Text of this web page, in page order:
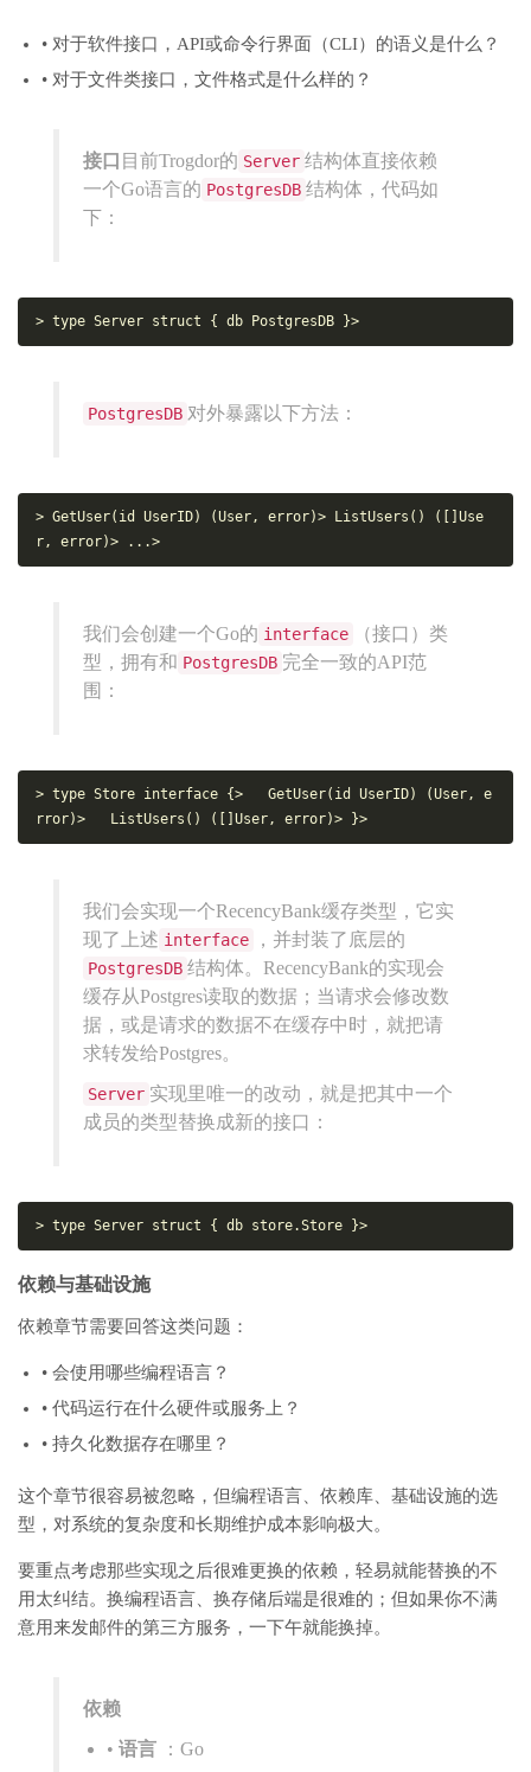
• 对于软件接口，API或命令行界面（CLI）的语义是什么？
• 对于文件类接口，文件格式是什么样的？
接口 目前Trogdor的 Server 结构体直接依赖
一个Go语言的 PostgresDB 结构体，代码如
下：
> type Server struct { db PostgresDB }>
PostgresDB 对外暴露以下方法：
> GetUser(id UserID) (User, error)> ListUsers() ([]Use
r, error)> ...>
我们会创建一个Go的 interface
（接口）类
型，拥有和 PostgresDB 完全一致的API范
围：
> type Store interface {>   GetUser(id UserID) (User, e
rror)>   ListUsers() ([]User, error)> }>
我们会实现一个RecencyBank缓存类型，它实
现了上述 interface ，并封装了底层的
PostgresDB 结构体。RecencyBank的实现会
缓存从Postgres读取的数据；当请求会修改数
据，或是请求的数据不在缓存中时，就把请
求转发给Postgres。
Server 实现里唯一的改动，就是把其中一个
成员的类型替换成新的接口：
> type Server struct { db store.Store }>
依赖与基础设施
依赖章节需要回答这类问题：
• 会使用哪些编程语言？
• 代码运行在什么硬件或服务上？
• 持久化数据存在哪里？
这个章节很容易被忽略，但编程语言、依赖库、基础设施的选
型，对系统的复杂度和长期维护成本影响极大。
要重点考虑那些实现之后很难更换的依赖，轻易就能替换的不
用太纠结。换编程语言、换存储后端是很难的；但如果你不满
意用来发邮件的第三方服务，一下午就能换掉。
依赖
• 语言 ：Go